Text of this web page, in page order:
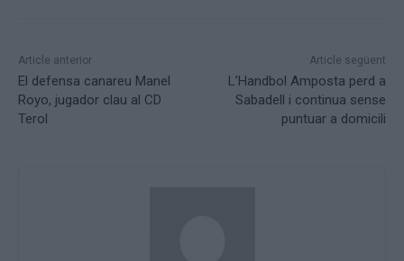
Article anterior
El defensa canareu Manel
Royo, jugador clau al CD
Terol
Article següent
L’Handbol Amposta perd a
Sabadell i continua sense
puntuar a domicili